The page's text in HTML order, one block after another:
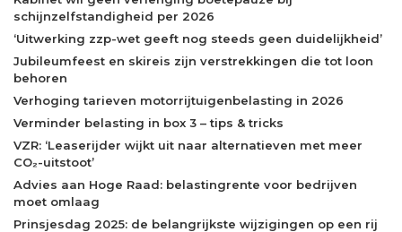
schijnzelfstandigheid per 2026
‘Uitwerking zzp-wet geeft nog steeds geen duidelijkheid’
Jubileumfeest en skireis zijn verstrekkingen die tot loon
behoren
Verhoging tarieven motorrijtuigenbelasting in 2026
Verminder belasting in box 3 – tips & tricks
VZR: ‘Leaserijder wijkt uit naar alternatieven met meer
CO₂-uitstoot’
Advies aan Hoge Raad: belastingrente voor bedrijven
moet omlaag
Prinsjesdag 2025: de belangrijkste wijzigingen op een rij